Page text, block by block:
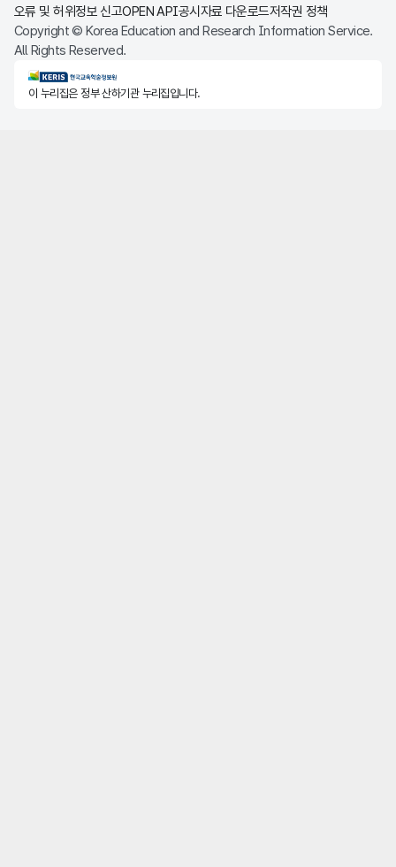
오류 및 허위정보 신고OPEN API공시자료 다운로드저작권 정책
Copyright © Korea Education and Research Information Service.
All Rights Reserved.
KERIS한국교육학술정보원
이 누리집은 정부 산하기관 누리집입니다.